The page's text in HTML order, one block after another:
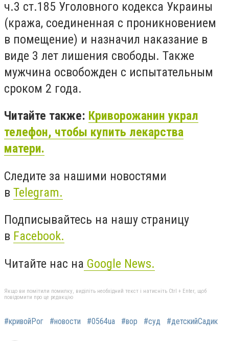
ч.3 ст.185 Уголовного кодекса Украины
(кража, соединенная с проникновением
в помещение) и назначил наказание в
виде 3 лет лишения свободы. Также
мужчина освобожден с испытательным
сроком 2 года.
Читайте также: Криворожанин украл
телефон, чтобы купить лекарства
матери.
Следите за нашими новостями
в Telegram.
Подписывайтесь на нашу страницу
в Facebook.
Читайте нас на Google News.
Якщо ви помітили помилку, виділіть необхідний текст і натисніть Ctrl + Enter, щоб
повідомити про це редакцію
#кривойРог #новости #0564ua #вор #суд #детскийСадик